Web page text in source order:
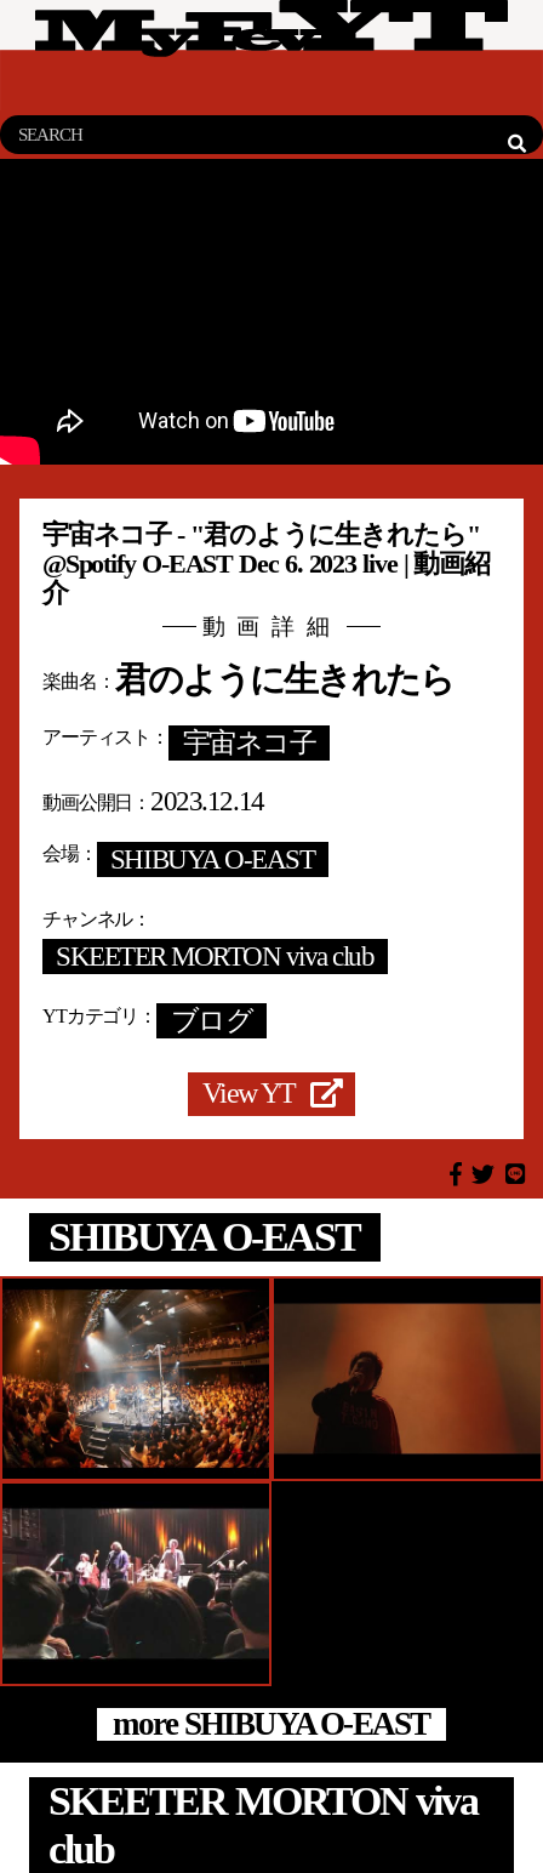
宇宙ネコ子 - "君のように生きれたら"
@Spotify O-EAST Dec 6. 2023 live | 動画紹
介
動画詳細
楽曲名 君のように生きれたら
アーティスト 宇宙ネコ子
動画公開日 2023.12.14
会場 SHIBUYA O-EAST
チャンネル
SKEETER MORTON viva club
YTカテゴリ ブログ
View YT
SHIBUYA O-EAST
more SHIBUYA O-EAST
SKEETER MORTON viva
club